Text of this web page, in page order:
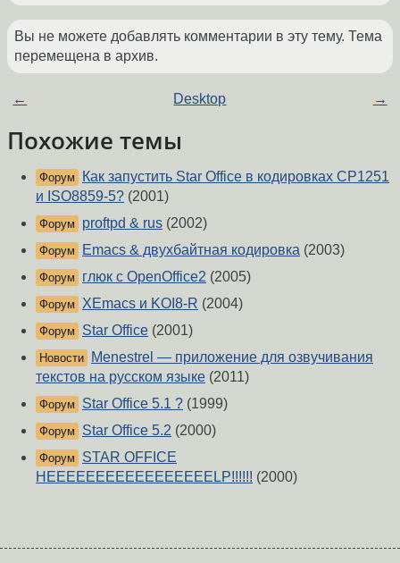
Вы не можете добавлять комментарии в эту тему. Тема
перемещена в архив.
← Desktop →
Похожие темы
Форум
Как запустить Star Office в кодировках CP1251
и ISO8859-5? (2001)
Форум proftpd & rus (2002)
Форум Emacs & двухбайтная кодировка (2003)
Форум глюк с OpenOffice2 (2005)
Форум XEmacs и KOI8-R (2004)
Форум Star Office (2001)
Новости
Menestrel — приложение для озвучивания
текстов на русском языке (2011)
Форум Star Office 5.1 ? (1999)
Форум Star Office 5.2 (2000)
Форум
STAR OFFICE
HEEEEEEEEEEEEEEEEELP!!!!!! (2000)